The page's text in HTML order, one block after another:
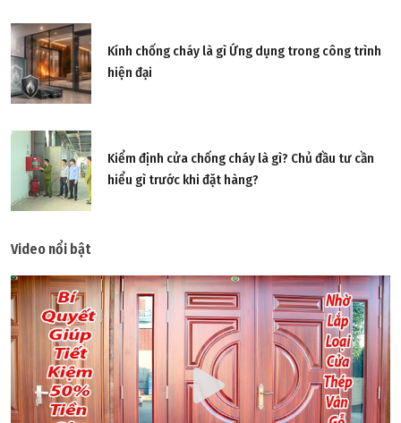
Kính chống cháy là gì Ứng dụng trong công trình
hiện đại
Kiểm định cửa chống cháy là gì? Chủ đầu tư cần
hiểu gì trước khi đặt hàng?
Video nổi bật